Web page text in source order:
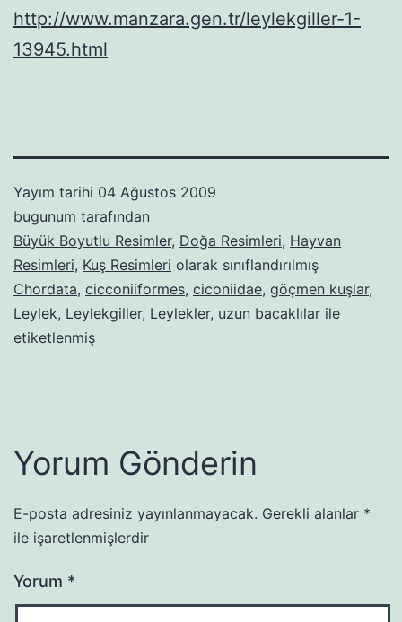
http://www.manzara.gen.tr/leylekgiller-1-
13945.html
Yayım tarihi 04 Ağustos 2009
bugunum tarafından
Büyük Boyutlu Resimler, Doğa Resimleri, Hayvan
Resimleri, Kuş Resimleri olarak sınıflandırılmış
Chordata, cicconiiformes, ciconiidae, göçmen kuşlar,
Leylek, Leylekgiller, Leylekler, uzun bacaklılar ile
etiketlenmiş
Yorum Gönderin
E-posta adresiniz yayınlanmayacak. Gerekli alanlar *
ile işaretlenmişlerdir
Yorum *